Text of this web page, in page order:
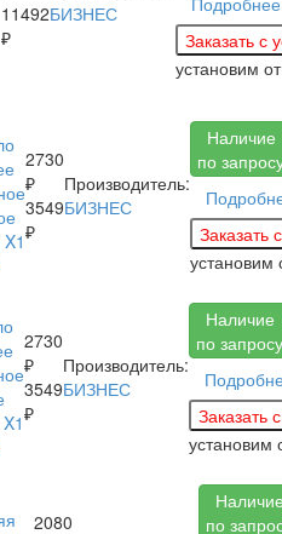
11492
₽
БИЗНЕС
установим
2730
₽
3549
₽
Производитель:
БИЗНЕС
Наличие
по
установим
2730
₽
3549
₽
Производитель:
БИЗНЕС
Наличие
по запросу
установим
2080
по